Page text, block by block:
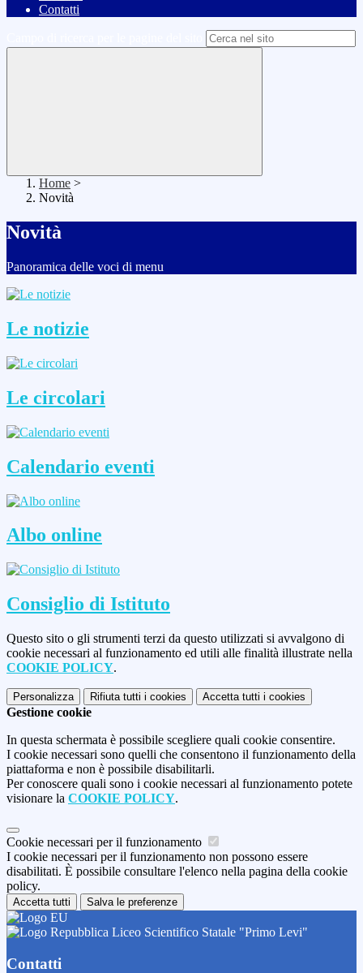
Contatti
Home >
Novità
Novità
Panoramica delle voci di menu
Le notizie
Le circolari
Calendario eventi
Albo online
Consiglio di Istituto
Questo sito o gli strumenti terzi da questo utilizzati si avvalgono di
cookie necessari al funzionamento ed utili alle finalità illustrate nella
COOKIE POLICY.
Personalizza Rifiuta tutti i cookies Accetta tutti i cookies
Gestione cookie
In questa schermata è possibile scegliere quali cookie consentire.
I cookie necessari sono quelli che consentono il funzionamento della
piattaforma e non è possibile disabilitarli.
Per conoscere quali sono i cookie necessari al funzionamento potete
visionare la COOKIE POLICY.
Cookie necessari per il funzionamento
I cookie necessari per il funzionamento non possono essere
disabilitati. È possibile consultare l'elenco nella pagina della cookie
policy.
Accetta tutti Salva le preferenze
Liceo Scientifico Statale "Primo Levi"
Contatti